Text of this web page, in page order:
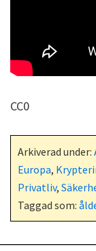
CC0
Arkiverad under:
Europa,
Privatliv,
Taggad som: